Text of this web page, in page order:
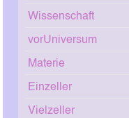
Wissenschaft
vorUniversum
Materie
Einzeller
Vielzeller